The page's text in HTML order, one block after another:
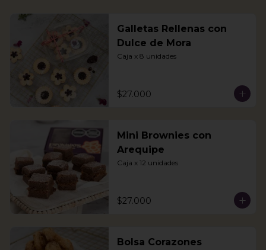
Galletas Rellenas con
Dulce de Mora
Caja x 8 unidades
$27.000
Mini Brownies con
Arequipe
Caja x 12 unidades
$27.000
Bolsa Corazones